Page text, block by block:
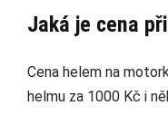
Jaká je cena
Cena helem na
helmu za 1000 Kč i